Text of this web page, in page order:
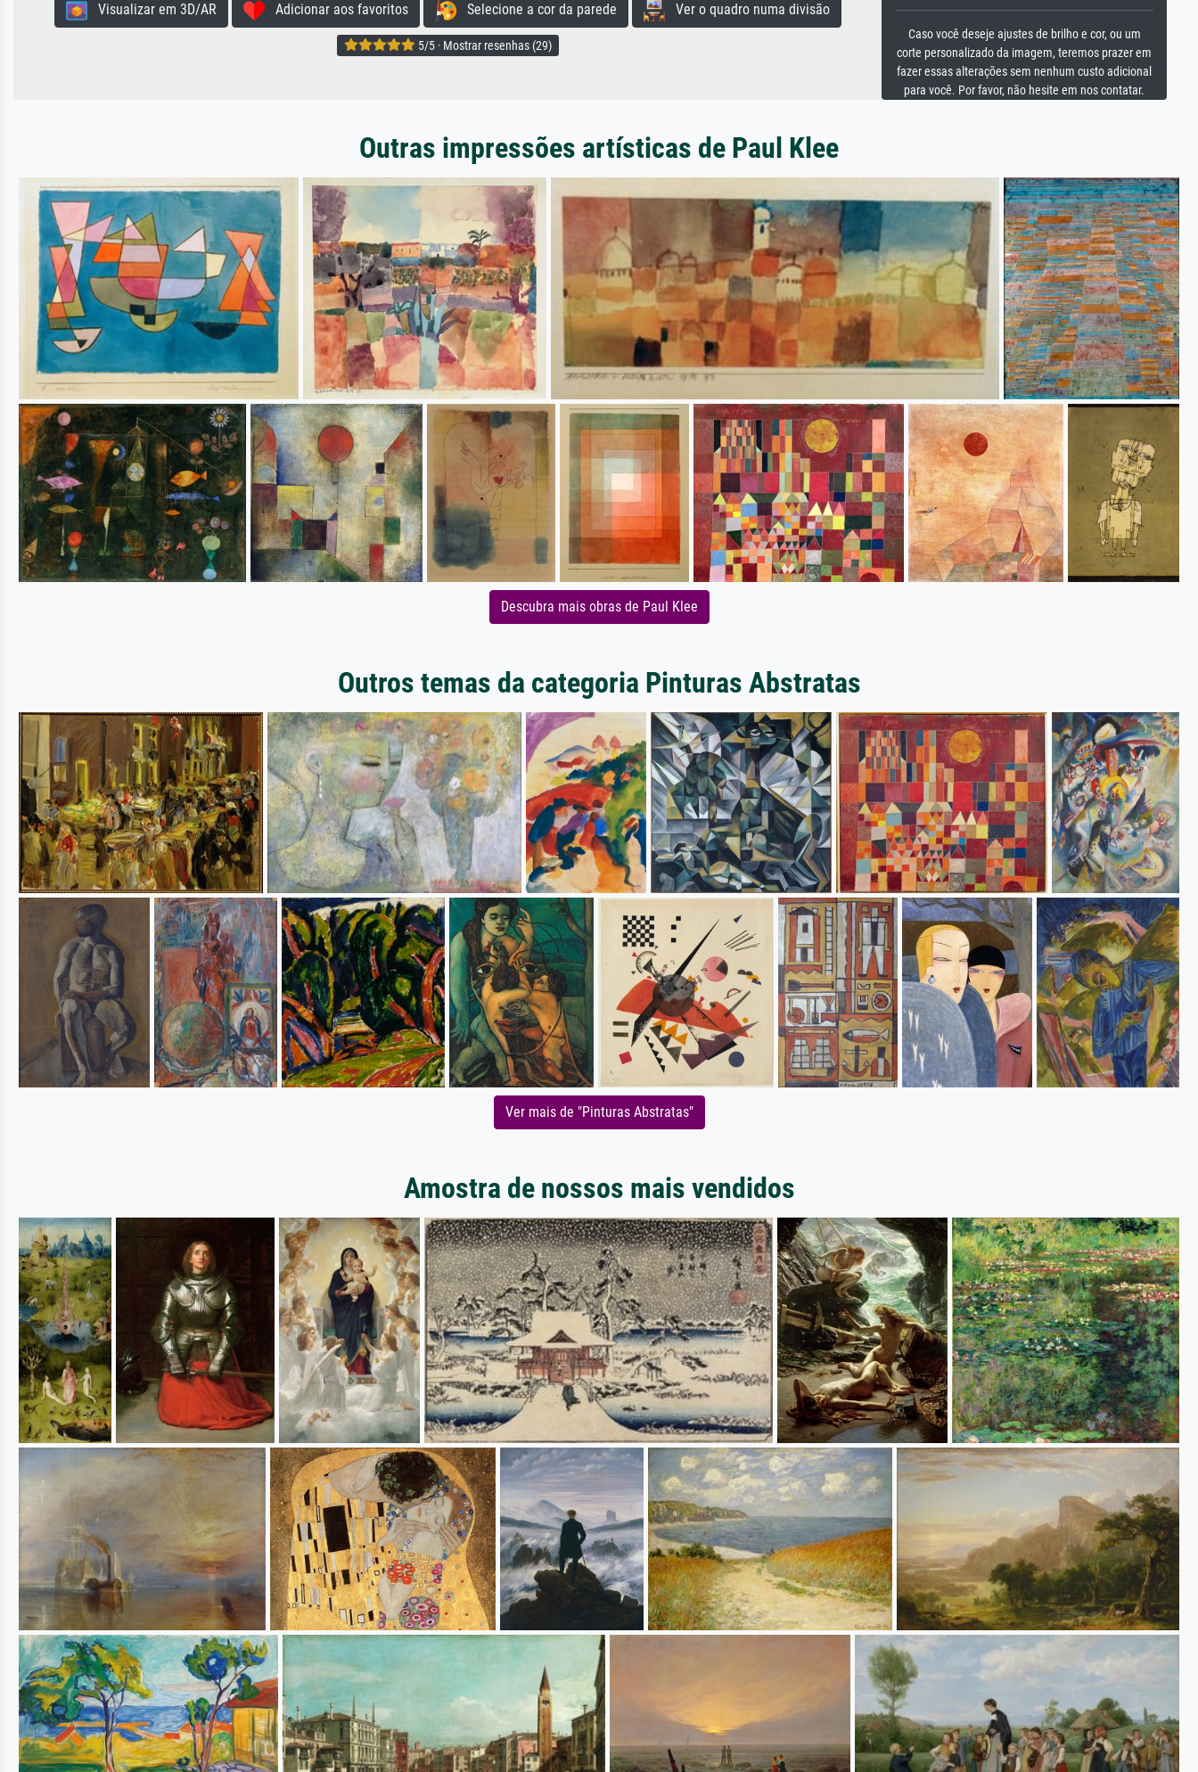
Visualizar em 3D/AR Adicionar aos favoritos Selecione a cor da parede Ver o quadro numa divisão
5/5 · Mostrar resenhas (29)
Caso você deseje ajustes de brilho e cor, ou um
corte personalizado da imagem, teremos prazer em
fazer essas alterações sem nenhum custo adicional
para você. Por favor, não hesite em nos contatar.
Outras impressões artísticas de Paul Klee
Descubra mais obras de Paul Klee
Outros temas da categoria Pinturas Abstratas
Ver mais de "Pinturas Abstratas"
Amostra de nossos mais vendidos